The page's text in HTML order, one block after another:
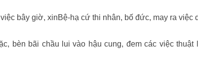
bây giờ, xinBệ-hạ cứ thi nhân, bố đức, may ra việc
bèn bãi chầu lui vào hậu cung, đem các việc